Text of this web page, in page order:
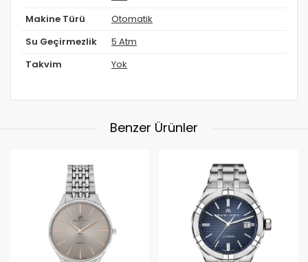
Makine Türü Otomatik
Su Geçirmezlik 5 Atm
Takvim Yok
Benzer Ürünler